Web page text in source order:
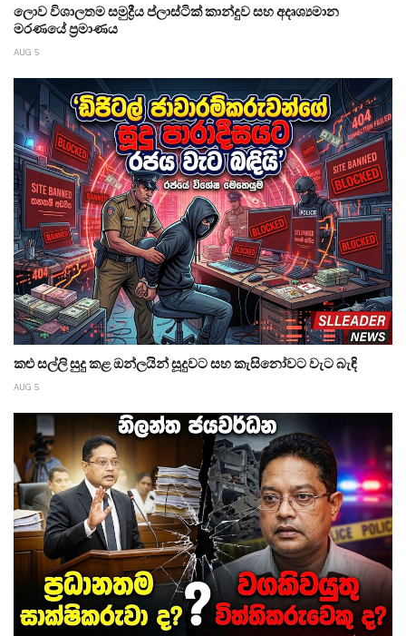
ලොව විශාලතම සමුද්‍රීය ප්ලාස්ටික් කාන්දුව සහ අදෘශ්‍යමාන
මරණයේ ප්‍රමාණය
AUG 5
කළු සල්ලි සුදු කළ ඔන්ලයින් සූදුවට සහ කැසිනෝවට වැට බැඳි
AUG 5